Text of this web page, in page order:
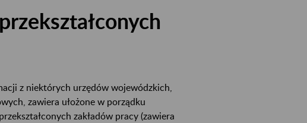
z niektórych urzędów wojewódzkich,
zawiera ułożone w porządku
zakładów pracy (zawiera